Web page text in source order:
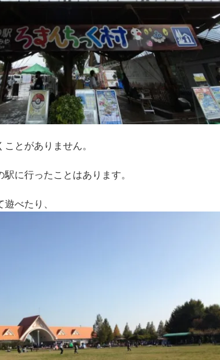
とがありません。
に行ったことはあります。
べたり、